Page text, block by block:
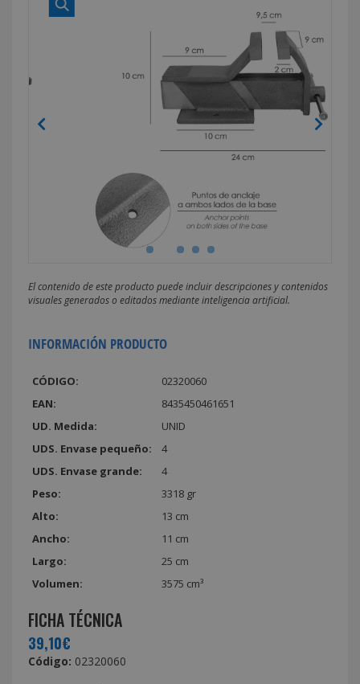
El contenido de este producto puede incluir descripciones y contenidos
visuales generados o editados mediante inteligencia artificial.
INFORMACIÓN PRODUCTO
CÓDIGO:
02320060
EAN:
8435450461651
UD. Medida:
UNID
UDS. Envase pequeño:
4
UDS. Envase grande:
4
Peso:
3318 gr
Alto:
13 cm
Ancho:
11 cm
Largo:
25 cm
Volumen:
3575 cm³
FICHA TÉCNICA
39,10€
Código: 02320060